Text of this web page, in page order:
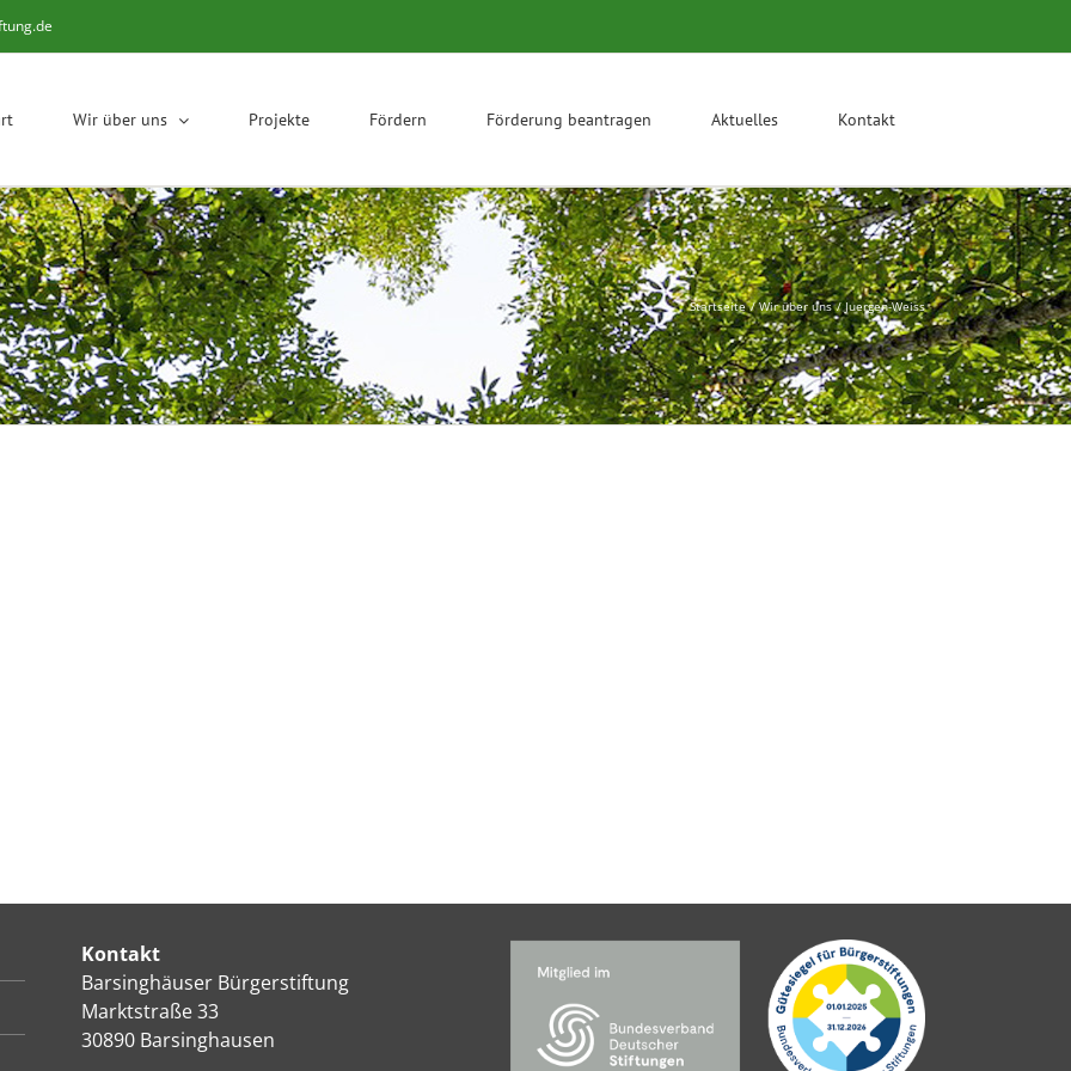
Wir über uns Projekte Fördern Förderung beantragen Aktuelles Kontakt
Startseite Wir über uns Juergen-Weiss
Kontakt
Barsinghäuser Bürgerstiftung
Marktstraße 33
30890 Barsinghausen